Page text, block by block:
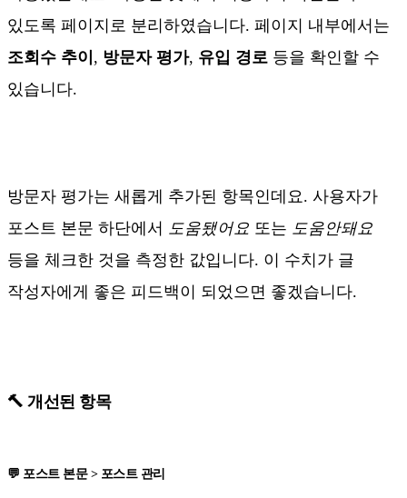
있도록 페이지로 분리하였습니다. 페이지 내부에서는
조회수 추이 , 방문자 평가, 유입 경로 등을 확인할 수
있습니다.
방문자 평가는 새롭게 추가된 항목인데요. 사용자가
포스트 본문 하단에서 도움됐어요 또는 도움안돼요
등을 체크한 것을 측정한 값입니다. 이 수치가 글
작성자에게 좋은 피드백이 되었으면 좋겠습니다.
🔨 개선된 항목
💬 포스트 본문 > 포스트 관리